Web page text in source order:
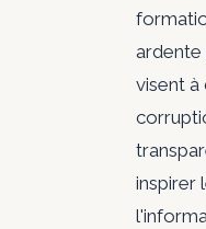
ardente
visent à
inspirer